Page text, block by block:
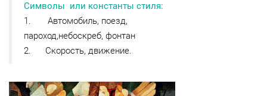
Символы или константы стиля:
1. Автомобиль, поезд,
пароход,небоскреб, фонтан
2. Скорость, движение.